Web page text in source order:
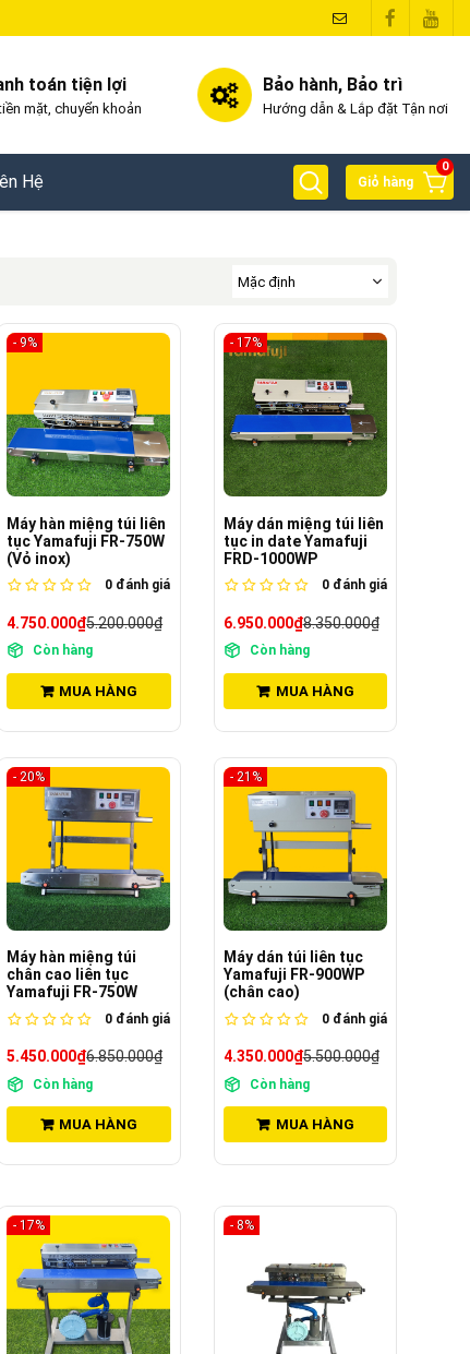
toán tiện lợi
mặt, chuyển khoản
Bảo hành, Bảo trì
Hướng dẫn & Lắp đặt Tận nơi
Hệ
0
Giỏ hàng
- 9%
Máy hàn miệng túi liên
tục Yamafuji FR-750W
(Vỏ inox)
0 đánh giá
4.750.000₫5.200.000₫
Còn hàng
MUA HÀNG
- 17%
Máy dán miệng túi liên
tục in date Yamafuji
FRD-1000WP
0đánh giá
6.950.000₫8.350.000₫
Còn hàng
MUA HÀNG
- 20%
Máy hàn miệng túi
chân cao liên tục
Yamafuji FR-750W
0 đánh giá
5.450.000₫6.850.000₫
Còn hàng
MUA HÀNG
- 21%
Máy dán túi liên tục
Yamafuji FR-900WP
(chân cao)
0đánh giá
4.350.000₫5.500.000₫
Còn hàng
MUA HÀNG
- 17% - 8%